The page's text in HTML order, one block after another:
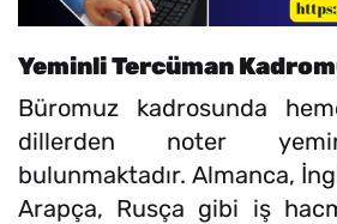
Yeminli Tercüman
Büromuz kadrosunda
dillerden noter
bulunmaktadır. Almanca,
Arapça, Rusça gibi iş